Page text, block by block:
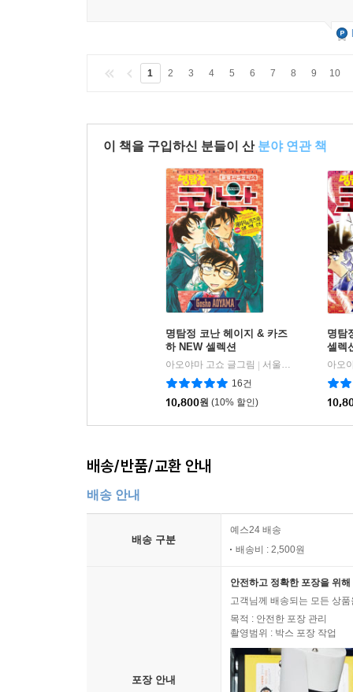
1 2 3 4 5 6 7 8 9 10
이 책을 구입하신 분들이 산 분야 연관 책
명탐정 코난 헤이지 & 카즈
하 NEW 셀렉션
아오야마 고쇼 글그림
서울미디어코믹스(서울문화사)
16건
10,800원 (10% 할인)
명탐
셀렉
배송/반품/교환 안내
배송 안내
배송 구분
예스24 배송
배송비 : 2,500원
포장 안내
안전하고 정확한 포장을 위
고객님께 배송되는 모든 상
목적 : 안전한 포장 관리
촬영범위 : 박스 포장 작업